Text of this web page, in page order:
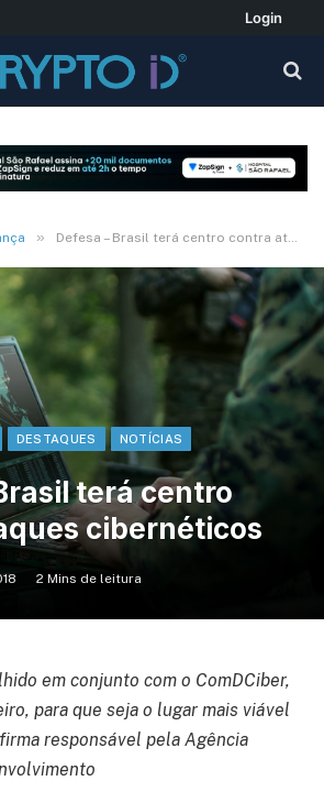
Login
» Defesa – Brasil terá centro contra ataques cibernéticos
DESTAQUES NOTÍCIAS
terá centro
cibernéticos
2 Mins de leitura
em conjunto com o ComDCiber,
para que seja o lugar mais viável
responsável pela Agência